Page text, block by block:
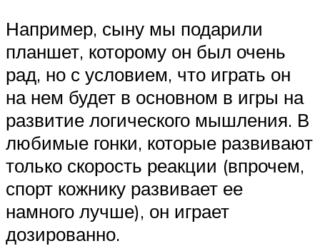
Например, сыну мы подарили
планшет, которому он был очень
рад, но с условием, что играть он
на нем будет в основном в игры на
развитие логического мышления. В
любимые гонки, которые развивают
только скорость реакции (впрочем,
спорт кожнику развивает ее
намного лучше), он играет
дозированно.